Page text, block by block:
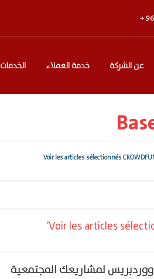
+
عن الشركة خدمة العملاء الخدمات
Voir les articles
لمشاريعك المجتمعية